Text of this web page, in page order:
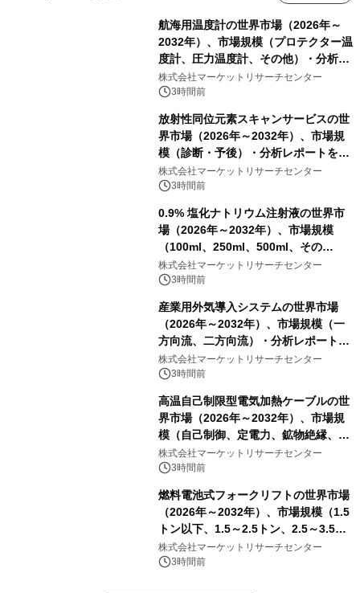
航海用温度計の世界市場（2026年～
2032年）、市場規模（プロテクター温
度計、圧力温度計、その他）・分析レ
ポートを発表
株式会社マーケットリサーチセンター
3時間前
放射性同位元素スキャンサービスの世
界市場（2026年～2032年）、市場規
模（診断・予後）・分析レポートを発
表
株式会社マーケットリサーチセンター
3時間前
0.9% 塩化ナトリウム注射液の世界市
場（2026年～2032年）、市場規模
（100ml、250ml、500ml、その
他）・分析レポートを発表
株式会社マーケットリサーチセンター
3時間前
産業用外気導入システムの世界市場
（2026年～2032年）、市場規模（一
方向流、二方向流）・分析レポートを
発表
株式会社マーケットリサーチセンター
3時間前
高温自己制限型電気加熱ケーブルの世
界市場（2026年～2032年）、市場規
模（自己制御、定電力、鉱物絶縁、表
皮効果）・分析レポートを発表
株式会社マーケットリサーチセンター
3時間前
燃料電池式フォークリフトの世界市場
（2026年～2032年）、市場規模（1.5
トン以下、1.5～2.5トン、2.5～3.5ト
ン、3.5～5.0トン、その他）・分析レ
ポートを発表
株式会社マーケットリサーチセンター
3時間前